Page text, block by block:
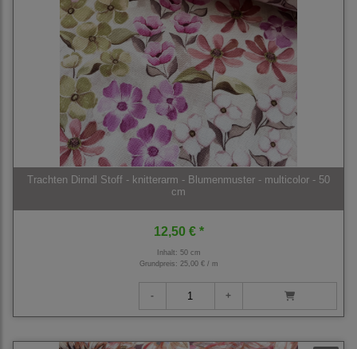
Trachten Dirndl Stoff - knitterarm - Blumenmuster - multicolor - 50
cm
12,50 € *
Inhalt: 50 cm
Grundpreis: 25,00 € / m